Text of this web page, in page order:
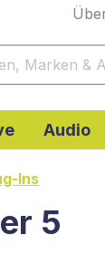
Audio
Ins
5